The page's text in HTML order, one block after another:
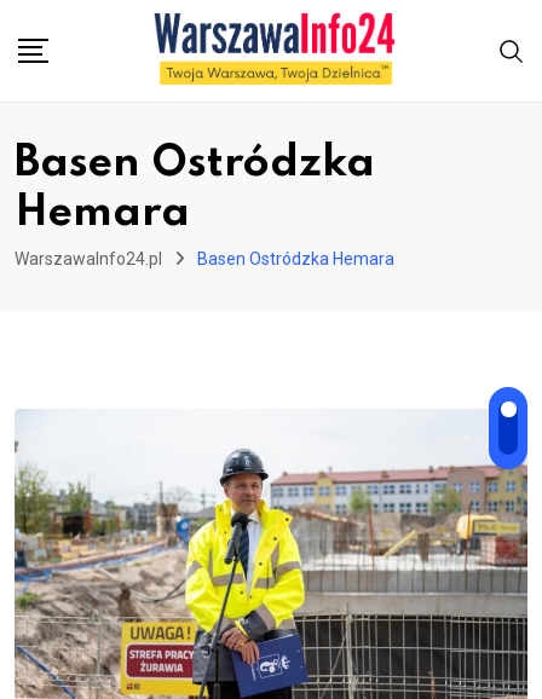
Basen Ostródzka
Hemara
WarszawaInfo24.pl Basen Ostródzka Hemara